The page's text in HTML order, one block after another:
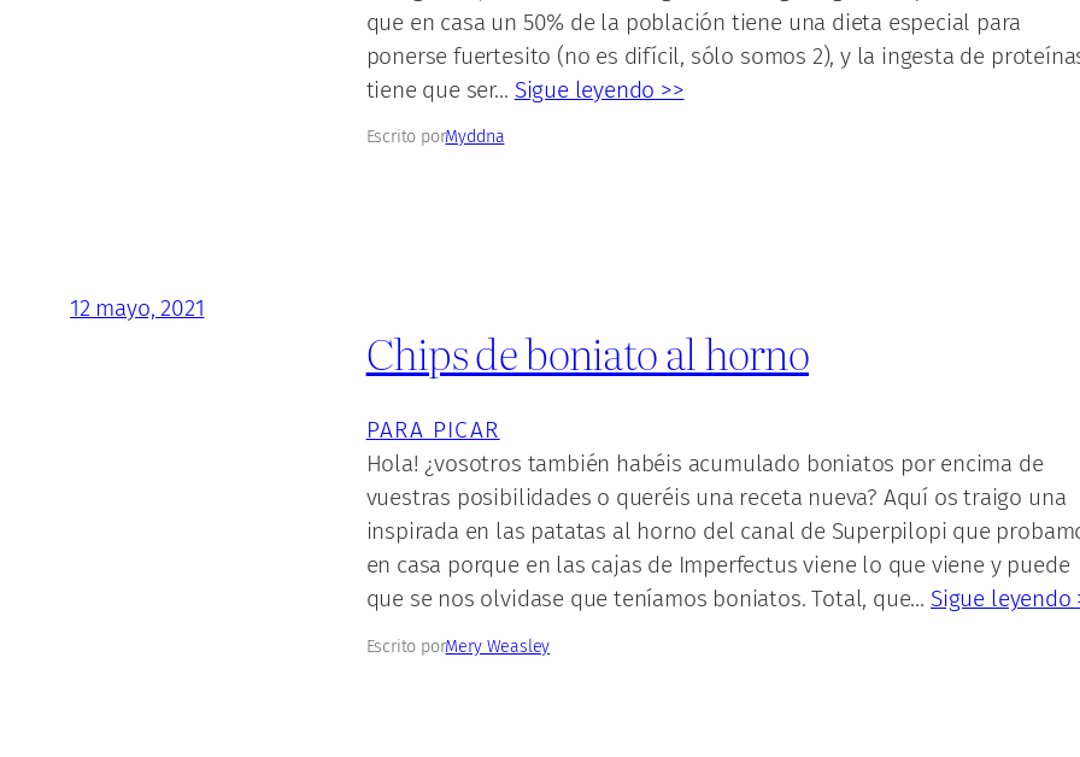
que en casa un 50% de la población tiene una dieta especial para
ponerse fuertesito (no es difícil, sólo somos 2), y la ingesta de
tiene que ser… Sigue leyendo >>
Escrito porMyddna
12 mayo, 2021
Chips de boniato al horno
PARA PICAR
Hola! ¿vosotros también habéis acumulado boniatos por encima de
vuestras posibilidades o queréis una receta nueva? Aquí os traigo una
inspirada en las patatas al horno del canal de Superpilopi que
en casa porque en las cajas de Imperfectus viene lo que viene y puede
que se nos olvidase que teníamos boniatos. Total, que… Sigue leyendo
Escrito porMery Weasley